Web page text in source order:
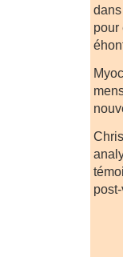
pour